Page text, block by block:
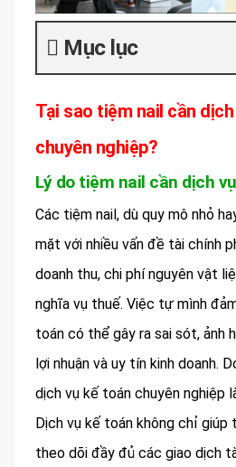
Mục lục
Tại sao tiệm nail cần
chuyên nghiệp?
Lý do tiệm nail cần dịch
Các tiệm nail, dù quy mô nhỏ
mặt với nhiều vấn đề tài chính
doanh thu, chi phí nguyên vật
nghĩa vụ thuế. Việc tự mình
toán có thể gây ra sai sót, ảnh
lợi nhuận và uy tín kinh doanh.
dịch vụ kế toán chuyên nghiệp
Dịch vụ kế toán không chỉ giúp
theo dõi đầy đủ các giao dịch